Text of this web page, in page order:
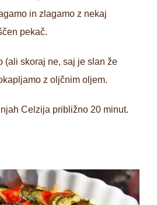
in zlagamo z nekaj
pekač.
(ali skoraj ne, saj je slan že
z oljčnim oljem.
Celzija približno 20 minut.